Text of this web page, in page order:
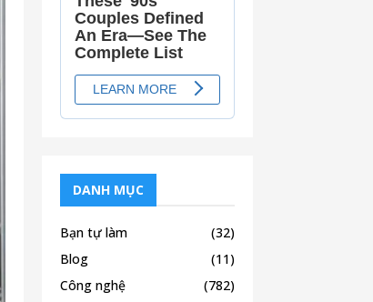
DANH MỤC
Bạn tự làm
(32)
Blog
(11)
Công nghệ
(782)